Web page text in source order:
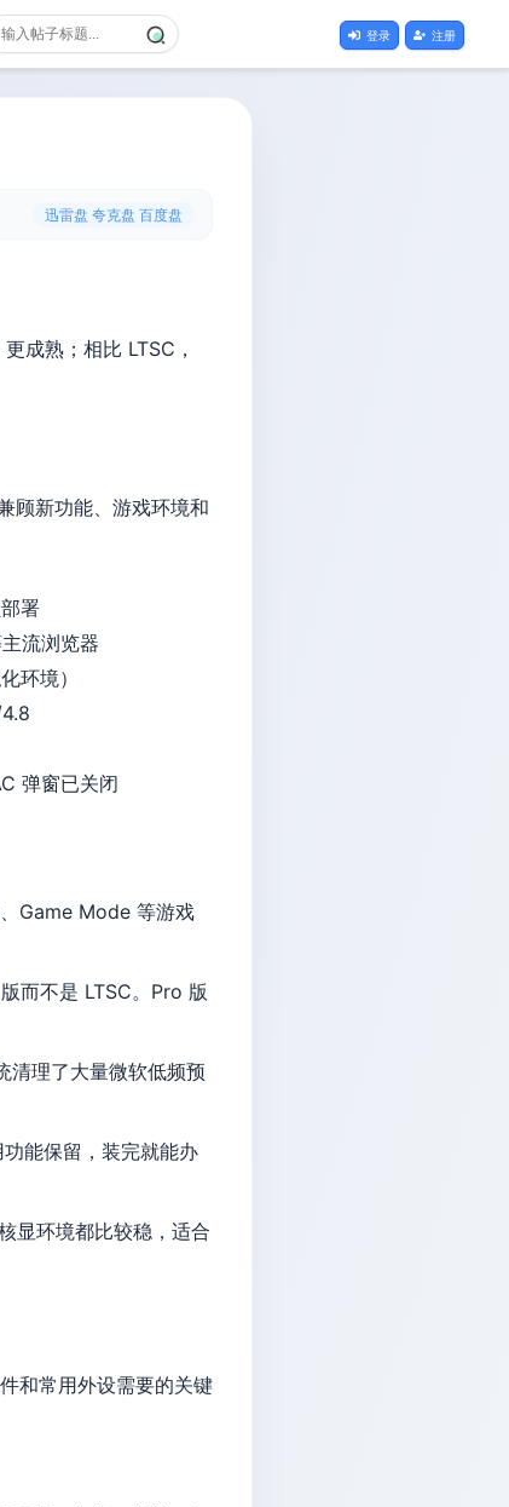
登录 注册
迅雷盘 夸克盘 百度盘
成熟；相比 LTSC，
顾新功能、游戏环境和
署
流浏览器
环境）
弹窗已关闭
Game Mode 等游戏
而不是 LTSC。Pro 版
清理了大量微软低频预
能保留，装完就能办
显环境都比较稳，适合
和常用外设需要的关键